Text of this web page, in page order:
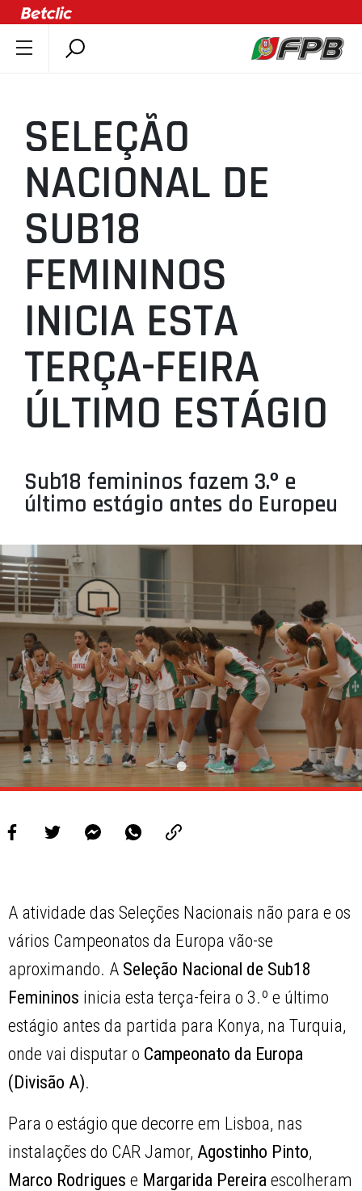
ÚLTIMAS
COMPETIÇÕES
ASSOCIAÇÕES
CLUBES
AGENTES
AGENDA
SELEÇÕES
MINIBASQUETE
ÁREA TÉCNICA
PROJETOS
LIGA BETCLIC MASCULINA
SELEÇÃO
NACIONAL DE
SUB18
FEMININOS
INICIA ESTA
TERÇA-FEIRA
ÚLTIMO ESTÁGIO
Sub18 femininos fazem 3.º e
último estágio antes do Europeu
A atividade das Seleções Nacionais não para e os
vários Campeonatos da Europa vão-se
aproximando. A Seleção Nacional de Sub18
Femininos inicia esta terça-feira o 3.º e último
estágio antes da partida para Konya, na Turquia,
onde vai disputar o Campeonato da Europa
(Divisão A).
Para o estágio que decorre em Lisboa, nas
instalações do CAR Jamor, Agostinho Pinto,
Marco Rodrigues e Margarida Pereira escolheram